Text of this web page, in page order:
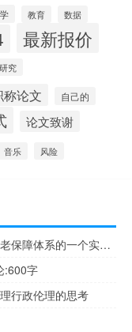
教育 数据
最新报价
研究
称论文 自己的
论文致谢
音乐 风险
27899字硕士毕业论文市政府创新农村养老保障体系的一个实例综述
:600字
行政伦理的思考